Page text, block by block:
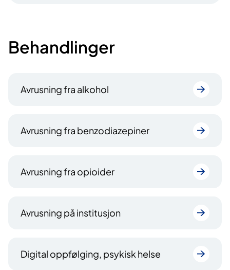
Behandlinger
Avrusning fra alkohol
Avrusning fra benzodiazepiner
Avrusning fra opioider
Avrusning på institusjon
Digital oppfølging, psykisk helse